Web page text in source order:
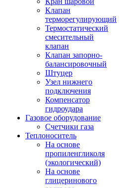
Клапан
терморегулирующий
Термостатический
смесительный
клапан
Клапан запорно-
балансировочный
Штуцер
Узел нижнего
подключения
Компенсатор
гидроудара
Газовое оборудование
Счетчики газа
Теплоноситель
На основе
пропиленгликоля
(экологический)
На основе
глицеринового